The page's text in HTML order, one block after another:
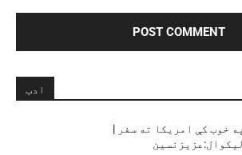
ادب
په خوب کې امریکا ته سفر |
لیکوال:عزیزنسین